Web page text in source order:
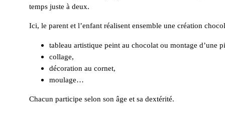
temps juste à deux.
Ici, le parent et l’enfant réalisent ensemble une création
tableau artistique peint au chocolat ou montage d’une
collage,
décoration au cornet,
moulage…
Chacun participe selon son âge et sa dextérité.